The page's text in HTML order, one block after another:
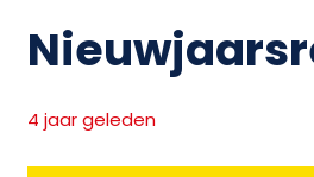
4 jaar geleden